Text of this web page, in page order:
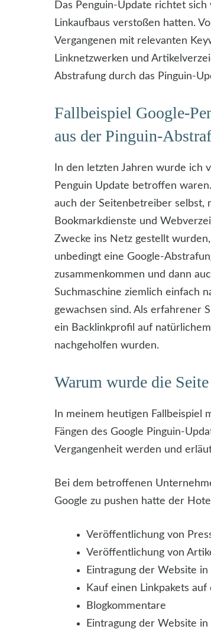
Das Penguin-Update richtet
Linkaufbaus verstoßen hatten.
Vergangenen mit relevanten
Linknetzwerken und
Abstrafung durch das Pinguin-
Fallbeispiel Google-
aus der Pinguin-
In den letzten Jahren wurde ich
Penguin Update betroffen
auch der Seitenbetreiber selbst,
Bookmarkdienste und
Zwecke ins Netz gestellt
unbedingt eine Google-
zusammenkommen und dann
Suchmaschine ziemlich einfach
gewachsen sind. Als erfahrener
ein Backlinkprofil auf
nachgeholfen wurden.
Warum wurde die
In meinem heutigen Fallbeispiel
Fängen des Google Pinguin-
Vergangenheit werden und
Bei dem betroffenen
Google zu pushen hatte der
Veröffentlichung von
Veröffentlichung von
Eintragung der Website
Kauf einen Linkpakets auf
Blogkommentare
Eintragung der Website